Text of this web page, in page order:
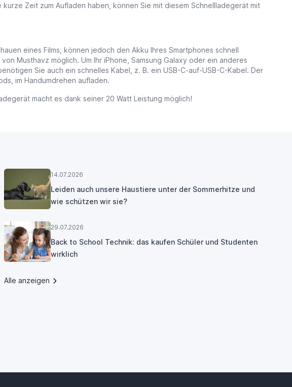
Zeit zum Aufladen haben, können Sie mit diesem Schnellladegerät mit
eines Films, können jedoch den Akku Ihres Smartphones schnell
Musthavz möglich. Um Ihr iPhone, Samsung Galaxy oder ein anderes
Sie auch ein schnelles Kabel, z. B. ein USB-C-auf-USB-C-Kabel. Der
im Handumdrehen aufladen.
macht es dank seiner 20 Watt Leistung möglich!
14.07.2026
Leiden auch unsere Haustiere unter der Sommerhitze und
wie schützen wir sie?
29.07.2026
Back to School Technik: das kaufen Schüler und Studenten
wirklich
Alle anzeigen